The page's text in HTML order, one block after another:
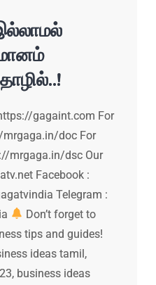
gagaint.com For
doc For
mrgaga.in/dsc Our
Facebook :
Telegram :
Don’t forget to
tips and guides!
ideas tamil,
business ideas